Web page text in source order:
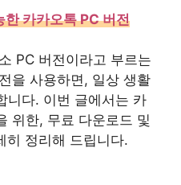
한 카카오톡 PC 버전
PC 버전이라고 부르는
을 사용하면, 일상 생활
니다. 이번 글에서는 카
위한, 무료 다운로드 및
히 정리해 드립니다.